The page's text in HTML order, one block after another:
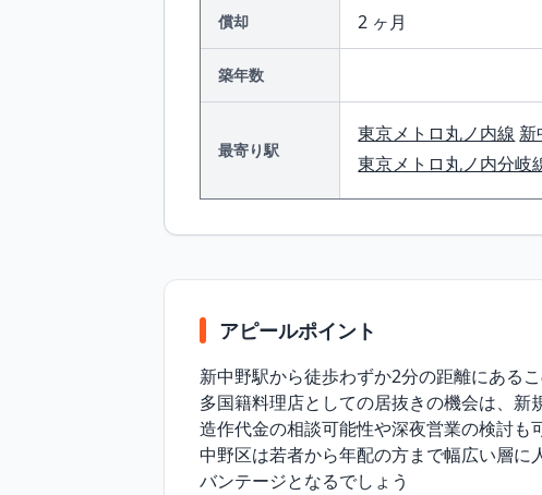
償却 2 ヶ月
築年数
最寄り駅
東京メトロ丸ノ内線 新
東京メトロ丸ノ内分岐
アピールポイント
新中野駅から徒歩わずか2分の距離にある
多国籍料理店としての居抜きの機会は、新
造作代金の相談可能性や深夜営業の検討も
中野区は若者から年配の方まで幅広い層
バンテージとなるでしょう